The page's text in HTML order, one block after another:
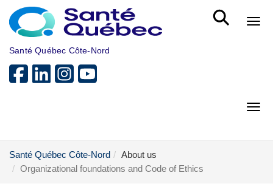
Skip to main content
Santé Québec Côte-Nord
Santé Québec Côte-Nord
About us
Organizational foundations and Code of Ethics